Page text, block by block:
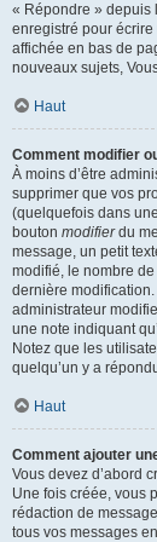
« Répondre » depuis
enregistré pour
affichée en bas de
nouveaux sujets,
Haut
Comment modifier
À moins d’être
supprimer que vos
(quelquefois dans
bouton modifierdu
message, un petit
modifié, le nombre
dernière
administrateur
une note indiquant
Notez que les
quelqu’un y a
Haut
Comment ajouter
Vous devez d’abord
Une fois créée, vous
rédaction de
tous vos messages